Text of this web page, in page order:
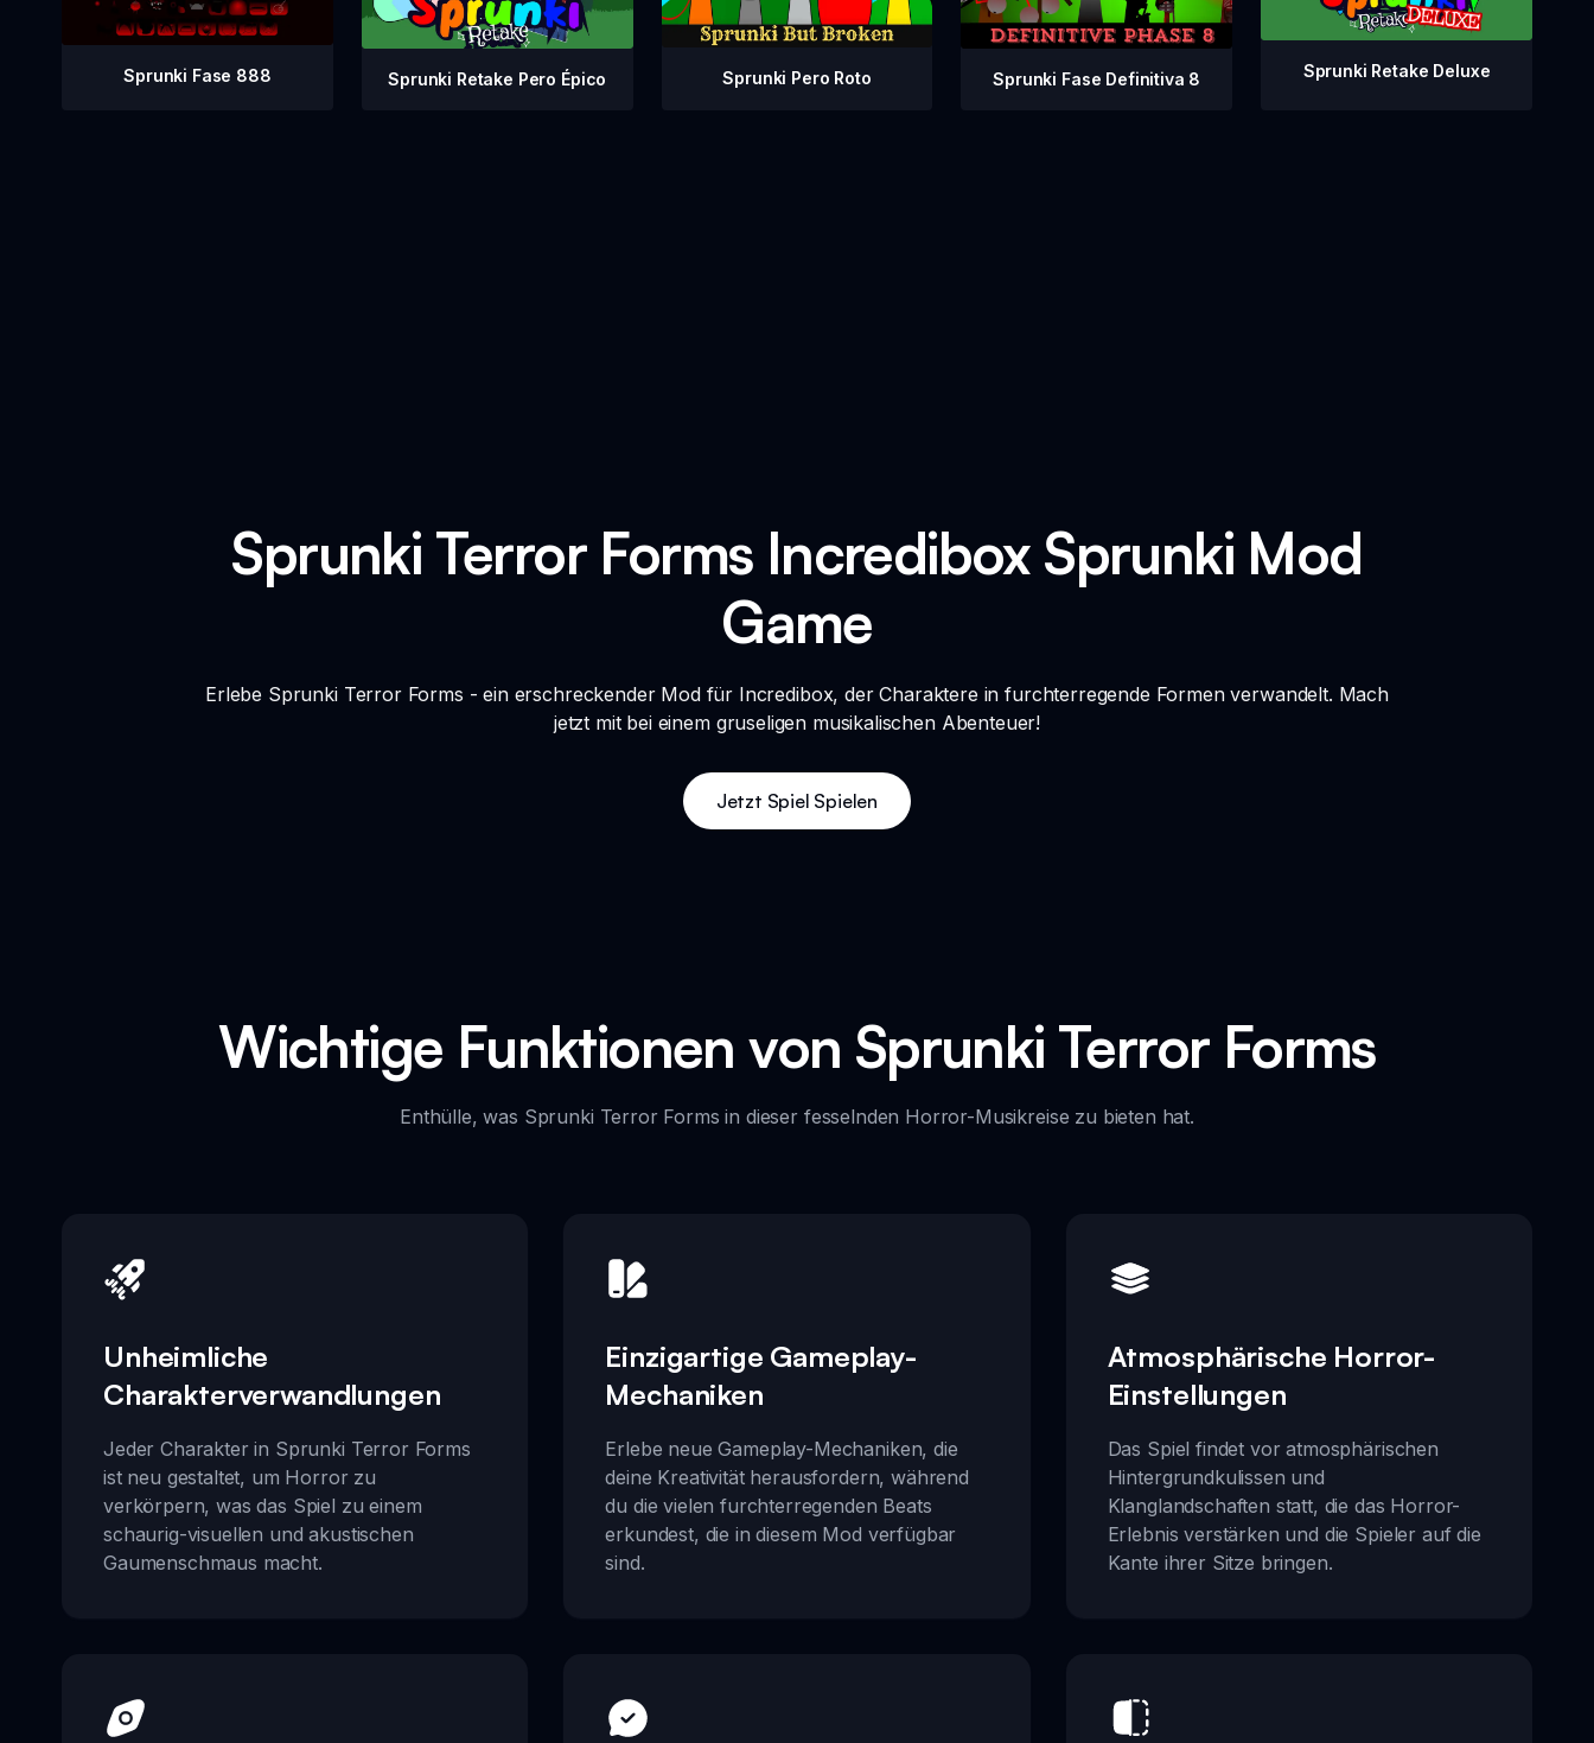
Sprunki Fase 888 Sprunki Retake Pero Épico Sprunki Pero Roto Sprunki Fase Definitiva 8 Sprunki Retake Deluxe
Sprunki Terror Forms Incredibox Sprunki Mod
Game
Erlebe Sprunki Terror Forms - ein erschreckender Mod für Incredibox, der Charaktere in furchterregende Formen verwandelt. Mach
jetzt mit bei einem gruseligen musikalischen Abenteuer!
Jetzt Spiel Spielen
Wichtige Funktionen von Sprunki Terror Forms
Enthülle, was Sprunki Terror Forms in dieser fesselnden Horror-Musikreise zu bieten hat.
Unheimliche
Charakterverwandlungen
Jeder Charakter in Sprunki Terror Forms
ist neu gestaltet, um Horror zu
verkörpern, was das Spiel zu einem
schaurig-visuellen und akustischen
Gaumenschmaus macht.
Einzigartige Gameplay-
Mechaniken
Erlebe neue Gameplay-Mechaniken, die
deine Kreativität herausfordern, während
du die vielen furchterregenden Beats
erkundest, die in diesem Mod verfügbar
sind.
Atmosphärische Horror-
Einstellungen
Das Spiel findet vor atmosphärischen
Hintergrundkulissen und
Klanglandschaften statt, die das Horror-
Erlebnis verstärken und die Spieler auf die
Kante ihrer Sitze bringen.